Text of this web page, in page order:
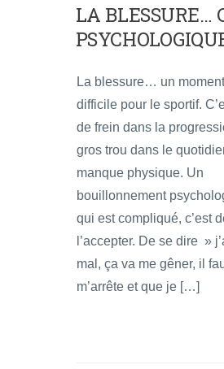
LA BLESSURE…
La blessure… un
difficile pour le sportif.
de frein dans la
gros trou dans le
manque physique. Un
bouillonnement
qui est compliqué, c’est
l’accepter. De se dire »
mal, ça va me gêner, il
m’arrête et que je […]